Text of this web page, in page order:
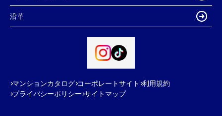
沿革
マンションカタログ コーポレートサイト 利用規約
プライバシーポリシー サイトマップ